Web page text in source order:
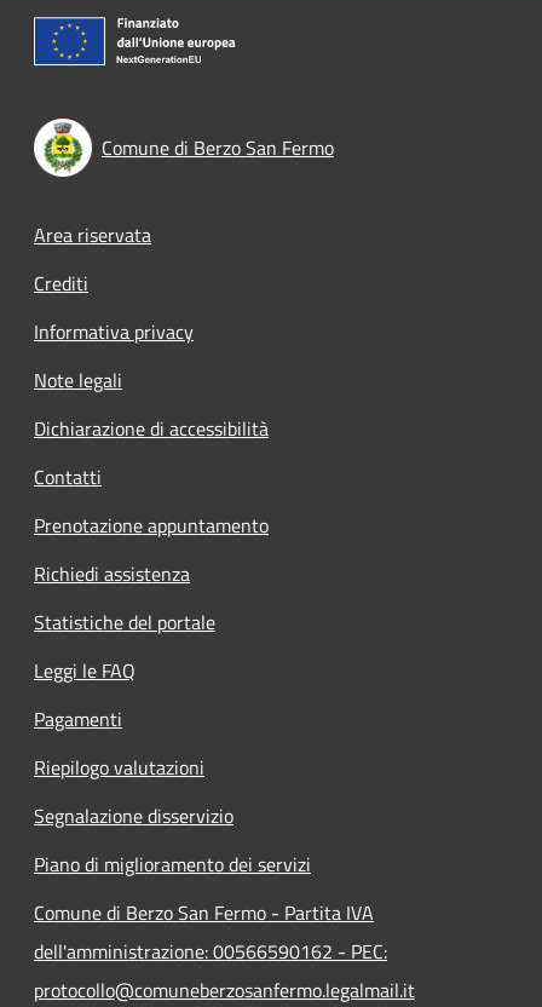
Comune di Berzo San Fermo
Footer menu
Area riservata
Crediti
Informativa privacy
Note legali
Dichiarazione di accessibilità
Contatti
Prenotazione appuntamento
Richiedi assistenza
Statistiche del portale
Leggi le FAQ
Pagamenti
Riepilogo valutazioni
Segnalazione disservizio
Piano di miglioramento dei servizi
Comune di Berzo San Fermo - Partita IVA
dell'amministrazione: 00566590162 - PEC:
protocollo@comuneberzosanfermo.legalmail.it